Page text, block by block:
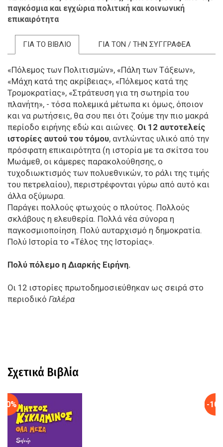
παγκόσμια και εγχώρια πολιτική και κοινωνική
επικαιρότητα
ΓΙΑ ΤΟ ΒΙΒΛΙΟ ΓΙΑ ΤΟΝ / ΤΗΝ ΣΥΓΓΡΑΦΕΑ
«Πόλεμος των Πολιτισμών», «Πάλη των Τάξεων»,
«Μάχη κατά της ακρίβειας», «Πόλεμος κατά της
Τρομοκρατίας», «Στράτευση για τη σωτηρία του
πλανήτη», - τόσα πολεμικά μέτωπα κι όμως, όποιον
και να ρωτήσεις, θα σου πει ότι ζούμε την πιο μακρά
περίοδο ειρήνης εδώ και αιώνες. Οι 12 αυτοτελείς
ιστορίες αυτού του τόμου, αντλώντας υλικό από την
πρόσφατη επικαιρότητα (η ιστορία με τα σκίτσα του
Μωάμεθ, οι κάμερες παρακολούθησης, ο
τυχοδιωκτισμός των πολυεθνικών, το ράλι της τιμής
του πετρελαίου), περιστρέφονται γύρω από αυτό και
άλλα οξύμωρα.
Παράγει πολλούς φτωχούς ο πλούτος. Πολλούς
σκλάβους η ελευθερία. Πολλά νέα σύνορα η
παγκοσμιοποίηση. Πολύ αυταρχισμό η δημοκρατία.
Πολύ Ιστορία το «Τέλος της Ιστορίας».
Πολύ πόλεμο η Διαρκής Ειρήνη.
Οι 12 ιστορίες πρωτοδημοσιεύθηκαν ως σειρά στο
περιοδικό Γαλέρα
Σχετικά Βιβλία
-